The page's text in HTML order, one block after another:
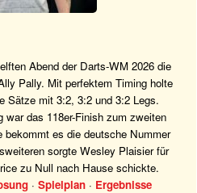
Abend der Darts-WM 2026 die
Pally. Mit perfektem Timing holte
Sätze mit 3:2, 3:2 und 3:2 Legs.
war das 118er-Finish zum zweiten
es die deutsche Nummer
sorgte Wesley Plaisier für
zu Null nach Hause schickte.
· Spielplan · Ergebnisse